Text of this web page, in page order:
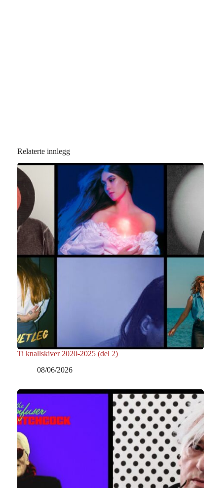
Relaterte innlegg
Ti knallskiver 2020-2025 (del 2)
08/06/2026